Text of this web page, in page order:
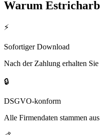
Warum
⚡
Sofortiger Download
Nach der Zahlung erhalten
🔒
DSGVO-konform
Alle Firmendaten stammen